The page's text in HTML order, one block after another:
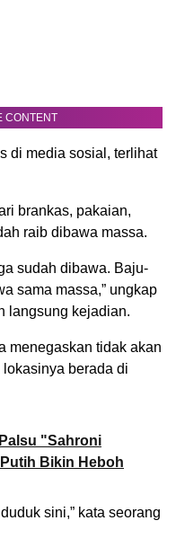
CONTENT
di media sosial, terlihat
brankas, pakaian,
raib dibawa massa.
sudah dibawa. Baju-
sama massa,” ungkap
langsung kejadian.
menegaskan tidak akan
berada di
"Sahroni
Bikin Heboh
sini,” kata seorang